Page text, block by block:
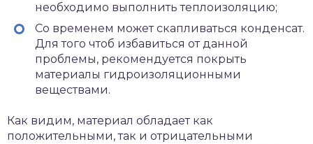
необходимо выполнить теплоизоляцию;
Со временем может скапливаться конденсат.
Для того чтоб избавиться от данной
проблемы, рекомендуется покрыть
материалы гидроизоляционными
веществами.
Как видим, материал обладает как
положительными, так и отрицательными